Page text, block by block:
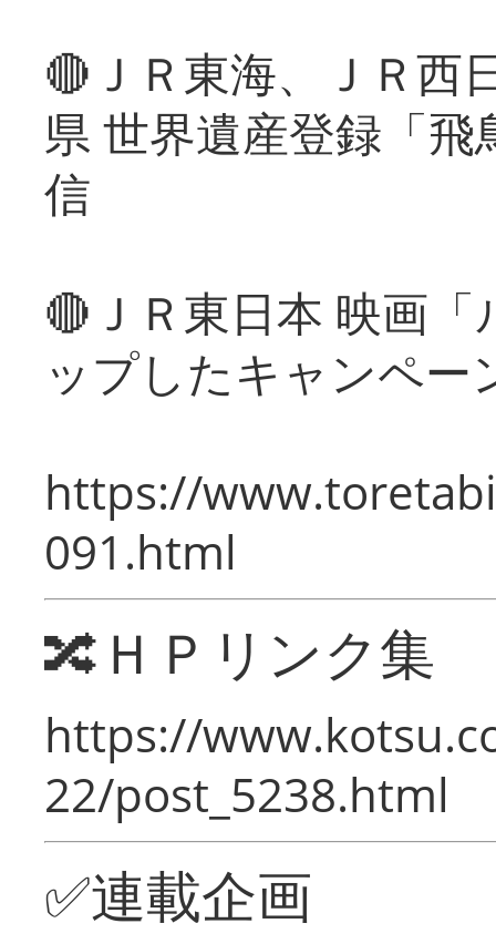
🔴ＪＲ東海、ＪＲ西
県 世界遺産登録「
信
🔴ＪＲ東日本 映画
ップしたキャンペー
https://
091.html
🔀ＨＰリンク集
https://
22/post_5238.html
✅連載企画